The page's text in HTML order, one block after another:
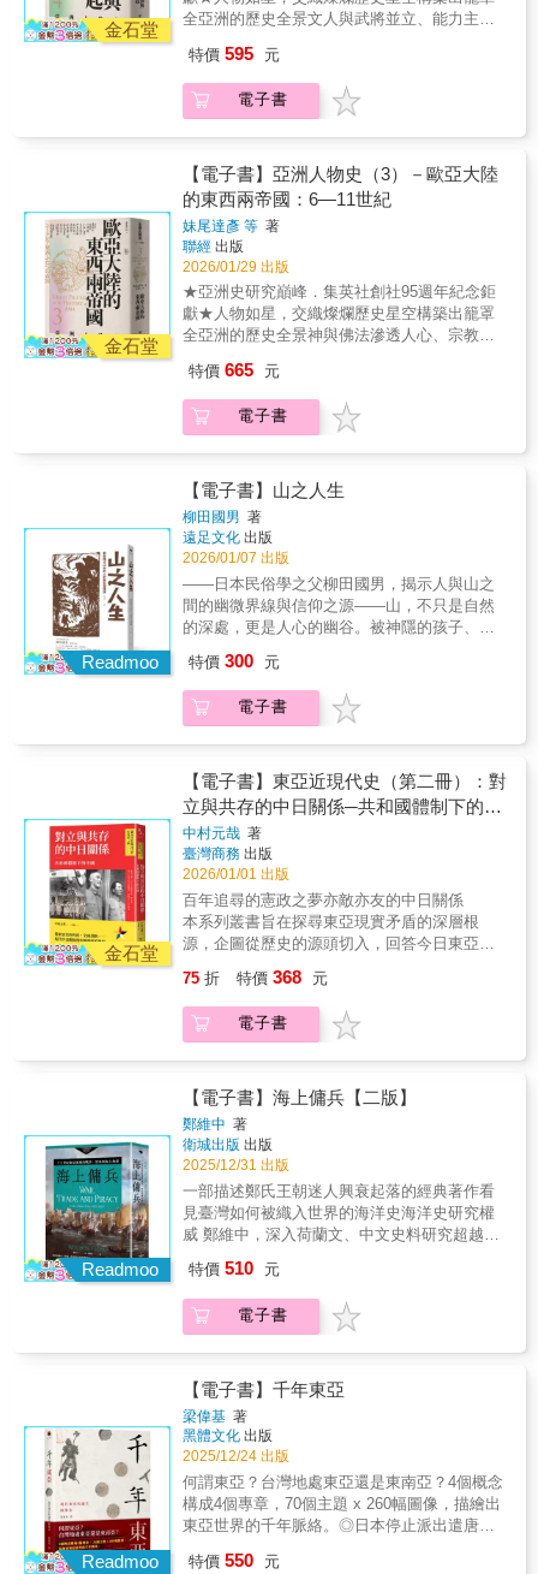
作緊密交織；曾經在臺灣「流轉」的沖繩人，
又如何在這座島嶼留下不可抹滅的生命印記。
的成熟與武人的崛起》展現了亞洲中世紀的特
現能力。文人、武將與宗教學者的崛起，使這
重要轉折點。【本卷主要人物】藤原道長／白
河院／慈圓／李子淵／思肅太后李氏／李資謙
／羅茶羅乍一世／ 拉貞陀羅一世／維克
拉馬迪提亞六世／闍耶跋摩七世／艾爾朗加／
司馬光／ 宋徽宗／李清照／朱熹／努爾
丁／薩拉丁／拜巴爾一世／崔忠獻叢書特色：•
跨越地域，從東亞到西亞，涵蓋整個亞洲的歷
史長河。• 突出「交流」視角，深挖和平與衝突
中的文化碰撞。• 匯聚現代亞洲史研究權威，打
造精緻的評傳與分析。歷史不僅僅是故事，而
是對人性的深刻關照。開啟您對亞洲文明的全
新理解。【亞洲人物史】全套共12冊，2025年2
月起陸續上市：1. 神話世界與古代帝國〔神話
—6世紀〕2. 世界宗教圈的誕生與群雄割據的東
亞〔2—7世紀〕3. 歐亞大陸的東西兩帝國〔6—
11世紀〕4. 文化的成熟與武人的崛起〔10—13
紀〕7. 近世帝國的繁榮與歐洲〔16—18世紀〕
8. 亞洲型態的完成〔17—19世紀〕9. 激盪的國
家建設〔19—20世紀〕10. 民族解放之夢〔19
—20世紀〕11. 走出世界大戰的慘禍〔19—20
世紀〕12. 邁向亞洲世紀〔20—21世紀〕
交手段建立新王朝，塑造朝鮮半島的新秩序。
《歐亞大陸的東西兩帝國》作為《亞洲人物
史》第三卷，聚焦於六至十一世紀的歷史人
意識逐漸萌生的時代；一個從身分制轉向業績
主義，社會流動性開始上升的時代。無論是佛
僧的弘法、文士的抒懷，還是將領與帝王的權
中，映照出歐亞大陸的宏大轉變。本卷不僅是
個別傳記的集合，而是一張橫跨唐帝國與伊斯
蘭帝國的歷史網絡。佛教、伊斯蘭教、基督教
與印度教的擴展，使交易圈與文化圈互相交
織，推動了社會秩序的重塑。這些人物或因叛
亂、或因詩歌、或因傳教、或因王權建制，而
成為時代的見證者與開創者。《亞洲人物史》
第三卷揭示的，是當代社會架構的起源。從東
跡展示了人類共同的渴望：安穩的生活、受到
尊重的存在。他們站在歷史的交會點上，作為
跨越空間、時間與階層的「境界人」，為我們
理解亞洲與世界的生成提供了關鍵的視角。
【本卷主要人物】武則天／玄奘／元曉／道慈
／松贊干布／暾欲谷／安祿山／杜甫／黃巢／
珊闍耶／夏連特拉／闍耶跋摩二世／馬蒙／耶
律阿保機／王建叢書特色：• 跨越地域，從東亞
到西亞，涵蓋整個亞洲的歷史長河。• 突出「交
流」視角，深挖和平與衝突中的文化碰撞。• 匯
聚現代亞洲史研究權威，打造精緻的評傳與分
析。歷史不僅僅是故事，而是對人性的深刻關
照。開啟您對亞洲文明的全新理解。【亞洲人
物史】全套共12冊，2025年2月起陸續上市：1.
教圈的誕生與群雄割據的東亞〔2—7世紀〕3.
歐亞大陸的東西兩帝國〔6—11世紀〕4. 文化的
成熟與武人的崛起〔10—13世紀〕5. 蒙古帝國
大陸與海洋〔14—17世紀〕7. 近世帝國的繁榮
與歐洲〔16—18世紀〕8. 亞洲型態的完成〔17
—19世紀〕9. 激盪的國家建設〔19—20世紀〕
10. 民族解放之夢〔19—20世紀〕11. 走出世界
大戰的慘禍〔19—20世紀〕12. 邁向亞洲世紀
〔20—21世紀〕
金石堂
全亞洲的歷史全景文人與武將並立、能力主義
原道長：平安時代權臣，以攝關政治鞏固貴族
秩序，奠定院政體制的基礎。• 司馬光：史學家
與政治家，以《資治通鑑》建立新的歷史敘事
體系，成為東亞思想的核心。• 薩拉丁：穆斯林
世界的領袖，以信仰與軍事力量收復耶路撒
冷。• 拜巴爾一世：馬木路克蘇丹，以武力抵禦
外侮，鞏固西亞政權。• 闍耶跋摩七世：吳哥王
朝的君主，以佛教與王權重塑帝國秩序。《亞
洲人物史》第四卷聚焦於十至十三世紀，這是
亞洲各地從貴族統治逐步走向文人與武將並立
的新局。此時，日本由平安貴族政治進入武家
政權，中國則從唐代的動盪走向宋代的科舉與
文人官僚體制；西亞由阿拔斯王朝延續至塞爾
東南亞則在吳哥與爪哇王國展現王權與宗教融
合的力量。這個時代普遍以皇帝、天皇或哈里
發為最高統治者，但文人與武將逐漸成為獨立
非單憑身分與出身，推動了社會文化的重組。
宋代的開封展現了都市繁華與經濟活力，《東
京夢華錄》與〈清明上河圖〉生動描繪了城市
生活與商業秩序；同時，西亞的烏里瑪在法
學、歷史、文學上的著述，透過手抄本與學校
傳播，滲透至日常生活。這些文化與制度的演
變，與歐洲同期的中世紀社會相呼應。《文化
色：不再僅依附血統與身分，而是透過專業展
現能力。文人、武將與宗教學者的崛起，使這
一時代成為亞洲歷史中社會流動與文化生成的
／羅茶羅乍一世／ 拉貞陀羅一世／維克
拉馬迪提亞六世／闍耶跋摩七世／艾爾朗加／
司馬光／ 宋徽宗／李清照／朱熹／努爾
丁／薩拉丁／拜巴爾一世／崔忠獻叢書特色：•
跨越地域，從東亞到西亞，涵蓋整個亞洲的歷
史長河。• 突出「交流」視角，深挖和平與衝突
中的文化碰撞。• 匯聚現代亞洲史研究權威，打
造精緻的評傳與分析。歷史不僅僅是故事，而
是對人性的深刻關照。開啟您對亞洲文明的全
新理解。【亞洲人物史】全套共12冊，2025年2
—6世紀〕2. 世界宗教圈的誕生與群雄割據的東
亞〔2—7世紀〕3. 歐亞大陸的東西兩帝國〔6—
11世紀〕4. 文化的成熟與武人的崛起〔10—13
紀〕6. 後蒙古時代的大陸與海洋〔14—17世
紀〕7. 近世帝國的繁榮與歐洲〔16—18世紀〕
8. 亞洲型態的完成〔17—19世紀〕9. 激盪的國
家建設〔19—20世紀〕10. 民族解放之夢〔19
—20世紀〕11. 走出世界大戰的慘禍〔19—20
世紀〕12. 邁向亞洲世紀〔20—21世紀〕
特價 595 元
電子書
金石堂
【電子書】亞洲人物史（3）－歐亞大陸
的東西兩帝國：6—11世紀
妹尾達彥 等 著
聯經 出版
2026/01/29 出版
★亞洲史研究巔峰．集英社創社95週年紀念鉅
獻★人物如星，交織燦爛歷史星空構築出籠罩
全亞洲的歷史全景神與佛法滲透人心、宗教與
物傳記：• 武則天：中國史上唯一的女皇帝，在
權力運籌中開創新局，也改寫了帝王秩序的想
像。• 玄奘：以求法西行與譯經功業，為佛學奠
間，書寫了人民與時代的苦難。• 安祿山：身兼
將領與叛亂者，以反叛之舉震撼唐帝國根基，
象徵時代的矛盾與撕裂。• 馬蒙：阿拔斯王朝的
哈里發，以政治手腕與學術贊助鞏固伊斯蘭帝
國，開啟文明的新風貌。• 松贊干布：西藏贊
普，吸納佛教與傳統文化，奠定高原政權的正
統性。• 王建：高麗王朝的奠基者，以軍事與外
交手段建立新王朝，塑造朝鮮半島的新秩序。
《歐亞大陸的東西兩帝國》作為《亞洲人物
物。這是一個普世宗教滲透社會、平等與個人
意識逐漸萌生的時代；一個從身分制轉向業績
主義，社會流動性開始上升的時代。無論是佛
僧的弘法、文士的抒懷，還是將領與帝王的權
謀，他們都在宗教、軍事、政治與文化的交織
中，映照出歐亞大陸的宏大轉變。本卷不僅是
個別傳記的集合，而是一張橫跨唐帝國與伊斯
蘭帝國的歷史網絡。佛教、伊斯蘭教、基督教
與印度教的擴展，使交易圈與文化圈互相交
織，推動了社會秩序的重塑。這些人物或因叛
亂、或因詩歌、或因傳教、或因王權建制，而
成為時代的見證者與開創者。《亞洲人物史》
亞到中亞、南亞與東南亞，這些人物的生命軌
跡展示了人類共同的渴望：安穩的生活、受到
尊重的存在。他們站在歷史的交會點上，作為
【本卷主要人物】武則天／玄奘／元曉／道慈
／松贊干布／暾欲谷／安祿山／杜甫／黃巢／
珊闍耶／夏連特拉／闍耶跋摩二世／馬蒙／耶
律阿保機／王建叢書特色：• 跨越地域，從東亞
到西亞，涵蓋整個亞洲的歷史長河。• 突出「交
流」視角，深挖和平與衝突中的文化碰撞。• 匯
聚現代亞洲史研究權威，打造精緻的評傳與分
析。歷史不僅僅是故事，而是對人性的深刻關
照。開啟您對亞洲文明的全新理解。【亞洲人
神話世界與古代帝國〔神話—6世紀〕2. 世界宗
教圈的誕生與群雄割據的東亞〔2—7世紀〕3.
歐亞大陸的東西兩帝國〔6—11世紀〕4. 文化的
統一歐亞大陸〔12—14世紀〕6. 後蒙古時代的
大陸與海洋〔14—17世紀〕7. 近世帝國的繁榮
與歐洲〔16—18世紀〕8. 亞洲型態的完成〔17
—19世紀〕9. 激盪的國家建設〔19—20世紀〕
10. 民族解放之夢〔19—20世紀〕11. 走出世界
大戰的慘禍〔19—20世紀〕12. 邁向亞洲世紀
〔20—21世紀〕
特價 665 元
電子書
Readmoo
【電子書】山之人生
柳田國男 著
遠足文化 出版
2026/01/07 出版
——日本民俗學之父柳田國男，揭示人與山之
間的幽微界線與信仰之源——山，不只是自然
的深處，更是人心的幽谷。被神隱的孩子、嫁
他們的故事，是文明邊緣的另一種「日本
史」，在霧與靜默之中，書寫人如何在失落裡
繼續生存。------------山林，既是自然的疆界，也
男透過田野記錄與口述傳說，追尋那些被社會
遺忘的人們——燒炭人、山窩、山姥、神隱的
孩童與嫁給山神的女子。他細細描摹他們的命
運，揭示山林如何既是庇護之地，亦是絕境之
境。在冷靜的文字之下，是對孤絕生命的深切
憐憫。山中沒有神祇的語言，只有人類最後的
低語；而這些低語，構成了日本文化最深沉的
回音。《山之人生》與《遠野物語》並列，展
現柳田筆下「人與山互為鏡像」的精神世界。
這是一場對生存邊界的探問，也是一封寫給
直視靈魂孤寂的旅程。
特價 300 元
電子書
金石堂
【電子書】東亞近現代史（第二冊）：對
立與共存的中日關係─共和國體制下的中
國
中村元哉 著
臺灣商務 出版
2026/01/01 出版
百年追尋的憲政之夢亦敵亦友的中日關係
本系列叢書旨在探尋東亞現實矛盾的深層根
源，企圖從歷史的源頭切入，回答今日東亞局
學術研究成果為基礎，聚焦日、中、韓三國如
何在衝突與和解間反覆擺盪，並呈現 「東亞如
何成為今日的模樣」。 要理解近代中日關
巨大轉型。因此，全書以「憲政」貫穿主軸，
重新檢視自《欽定憲法大綱》頒布以來，中國
在君主國與共和國、仁政與憲政、德治與法
治、民主主義與社會主義等論爭中不斷搖擺、
反覆試探的百年軌跡。跨越清帝國、中華民國
（北洋政府、國民政府）與中華人民共和國，
中國的法治主義究竟是如何一步步地發展而來
的。與此同時，中國又是如何與亦師亦敵的日
本彼此互動。 中國踏上立憲之路，所要面
憲政傳統的土地上，中國只能「摸著石頭過
河」的方式，探求一條可能的道路。「憲政」
因此成為現代中國無可迴避的核心課題。二十
然而這條崎嶇難行的憲政之路，從清末到民
國，再到共和國，卻由於在內外交迫的困難局
面與黨國體系的影響之下，一路走來是舉步維
艱、躊躇難行的。即使到了今日，中國大陸、
臺灣與香港三個憲政空間各自發展，但「憲政
之路是否已到終點」仍然沒有答案。要理解未
來，就得先看清過去留下的深刻傷痕與努
75 折 特價 368 元
電子書
Readmoo
【電子書】海上傭兵【二版】
鄭維中 著
衛城出版 出版
2025/12/31 出版
一部描述鄭氏王朝迷人興衰起落的經典著作看
見臺灣如何被織入世界的海洋史海洋史研究權
威 鄭維中，深入荷蘭文、中文史料研究超越民
海上的無國家空間，以及活躍於其中、參與全
球貿易的海上武裝集團。16、17世紀，荷蘭、
西班牙、葡萄牙在東方投入貿易競爭。陸地上
吉或德川幕府，都獲得嶄新的世界觀，渴望脫
離以中國為中心的朝貢經濟體系，自行建立對
外貿易關係。在這片競逐的海洋上，曾有一群
福建人，在多方勢力間生存並獲取最大利益。
鄭芝龍、鄭成功、鄭經的鄭氏家族即是其中代
表。他們活躍在跨國的空間中，能使用多種語
言，遠比明帝國的官員擁有更多對外經驗。他
們曾先後是荷蘭東印度公司與明帝國的傭兵，
也曾扮演荷蘭人與中國做生意的中介，與荷蘭
特價 510 元
電子書
Readmoo
【電子書】千年東亞
梁偉基 著
黑體文化 出版
2025/12/24 出版
何謂東亞？台灣地處東亞還是東南亞？4個概念
構成4個專章，70個主題 x 260幅圖像，描繪出
東亞世界的千年脈絡。◎日本停止派出遣唐使
返，難道遣唐使只是緩兵之計？◎蒙古橫掃歐
特價 550 元